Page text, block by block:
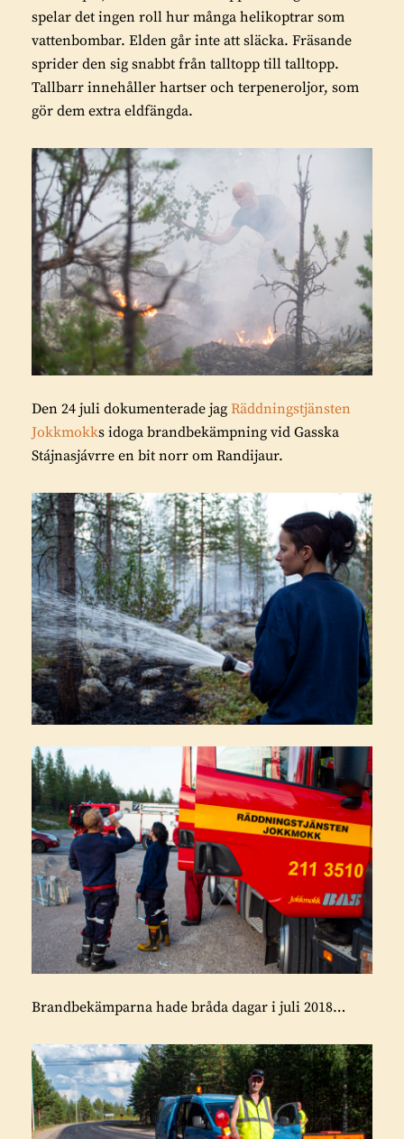
spelar det ingen roll hur många helikoptrar som
vattenbombar. Elden går inte att släcka. Fräsande
sprider den sig snabbt från talltopp till talltopp.
Tallbarr innehåller hartser och terpeneroljor, som
gör dem extra eldfängda.
Den 24 juli dokumenterade jag Räddningstjänsten
Jokkmokks idoga brandbekämpning vid Gasska
Stájnasjávrre en bit norr om Randijaur.
Brandbekämparna hade bråda dagar i juli 2018…